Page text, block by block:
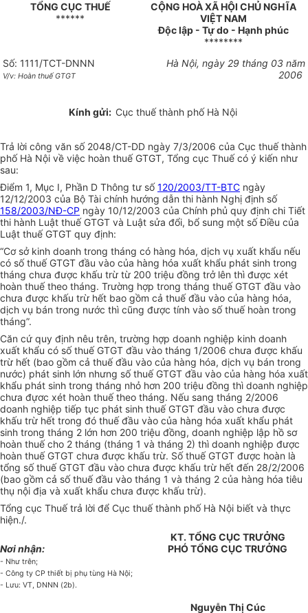
TỔNG CỤC THUẾ
******
CỘNG HOÀ XÃ HỘI CHỦ NGHĨA
VIỆT NAM
Độc lập - Tự do - Hạnh phúc
********
Số: 1111/TCT-DNNN
V/v: Hoàn thuế GTGT
Hà Nội, ngày 29 tháng 03 năm
2006
Kính gửi: Cục thuế thành phố Hà Nội
Trả lời công văn số 2048/CT-DD ngày 7/3/2006 của Cục thuế thành
phố Hà Nội về việc hoàn thuế GTGT, Tổng cục Thuế có ý kiến như
sau:
Điểm 1, Mục I, Phần D Thông tư số120/2003/TT-BTC ngày
12/12/2003 của Bộ Tài chính hướng dẫn thi hành Nghị định số
158/2003/NĐ-CP ngày 10/12/2003 của Chính phủ quy định chi Tiết
thi hành Luật thuế GTGT và Luật sửa đổi, bổ sung một số Điều của
Luật thuế GTGT quy định:
“Cơ sở kinh doanh trong tháng có hàng hóa, dịch vụ xuất khẩu nếu
có số thuế GTGT đầu vào của hàng hóa xuất khẩu phát sinh trong
tháng chưa được khấu trừ từ 200 triệu đồng trở lên thì được xét
hoàn thuế theo tháng. Trường hợp trong tháng thuế GTGT đầu vào
chưa được khấu trừ hết bao gồm cả thuế đầu vào của hàng hóa,
dịch vụ bán trong nước thì cũng được tính vào số thuế hoàn trong
tháng”.
Căn cứ quy định nêu trên, trường hợp doanh nghiệp kinh doanh
xuất khẩu có số thuế GTGT đầu vào tháng 1/2006 chưa được khấu
trừ hết (bao gồm cả thuế đầu vào của hàng hóa, dịch vụ bán trong
nước) phát sinh lớn nhưng số thuế GTGT đầu vào của hàng hóa xuất
khẩu phát sinh trong tháng nhỏ hơn 200 triệu đồng thì doanh nghiệp
chưa đựơc xét hoàn thuế theo tháng. Nếu sang tháng 2/2006
doanh nghiệp tiếp tục phát sinh thuế GTGT đầu vào chưa được
khấu trừ hết trong đó thuế đầu vào của hàng hóa xuất khẩu phát
sinh trong tháng 2 lớn hơn 200 triệu đồng, doanh nghiệp lập hồ sơ
hoàn thuế cho 2 tháng (tháng 1 và tháng 2) thì doanh nghiệp được
hoàn thuế GTGT chưa được khấu trừ. Số thuế GTGT được hoàn là
tổng số thuế GTGT đầu vào chưa được khấu trừ hết đến 28/2/2006
(bao gồm cả số thuế đầu vào tháng 1 và tháng 2 của hàng hóa tiêu
thụ nội địa và xuất khẩu chưa được khấu trừ).
Tổng cục Thuế trả lời để Cục thuế thành phố Hà Nội biết và thực
hiện./.
Nơi nhận:
- Như trên;
- Công ty CP thiết bị phụ tùng Hà Nội;
- Lưu: VT, DNNN (2b).
KT. TỔNG CỤC TRƯỞNG
PHÓ TỔNG CỤC TRƯỞNG
Nguyễn Thị Cúc